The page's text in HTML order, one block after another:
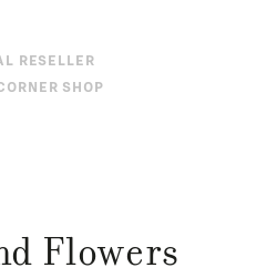
RESELLER
SHOP
Flowers